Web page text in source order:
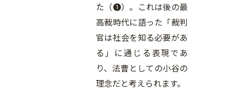
た（❶）。これは後の最
高裁時代に語った「裁判
官は社会を知る必要があ
る」に通じる表現であ
り、法曹としての小谷の
理念だと考えられます。